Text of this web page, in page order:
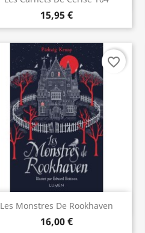
15,95 €
Les Monstres De Rookhaven
16,00 €
Aperçu rapide
favorite_border